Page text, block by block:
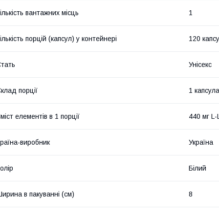
вантажних місць 1
порцій (капсул) у контейнері 120
Унісекс
порції 1 капсула
елементів в 1 порції 440 мг L-
виробник Україна
Білий
в пакуванні (см) 8